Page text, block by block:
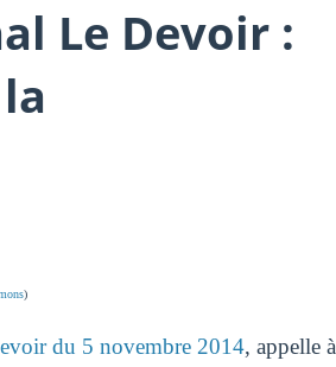
Le Devoir :
)
du 5 novembre 2014, appelle à